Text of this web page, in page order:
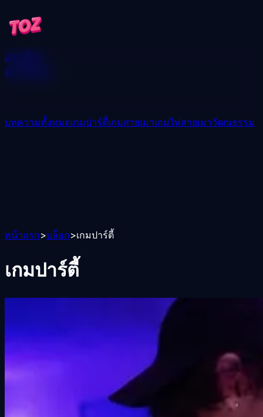
เกมบล็อก
ดาวน์โหลด
บทความทั้งหมดเกมปาร์ตี้เกมสายเมาเกมไพ่สายเมาวัฒนธรรม
หน้าแรก>บล็อก>เกมปาร์ตี้
เกมปาร์ตี้